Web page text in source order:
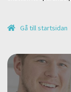
Gå till startsidan